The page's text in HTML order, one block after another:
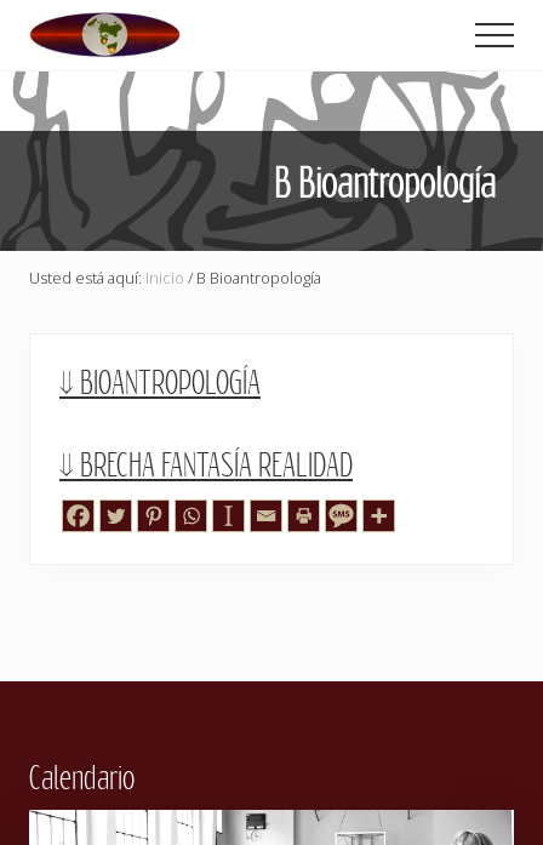
Menu
Saltar
contenido
principal
Saltar
pie
de
página
Formación
en
SocioPsicodrama
B Bioantropología
Usted está aquí: Inicio / B Bioantropología
⇓ BIOANTROPOLOGÍA
⇓ BRECHA FANTASÍA REALIDAD
Calendario